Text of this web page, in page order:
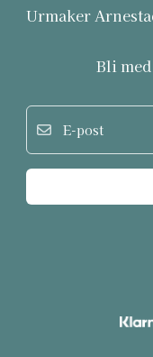
Informasjonskapsler
Urmaker
Frakt og retur
Om oss
Salgsbetingelser
Bli